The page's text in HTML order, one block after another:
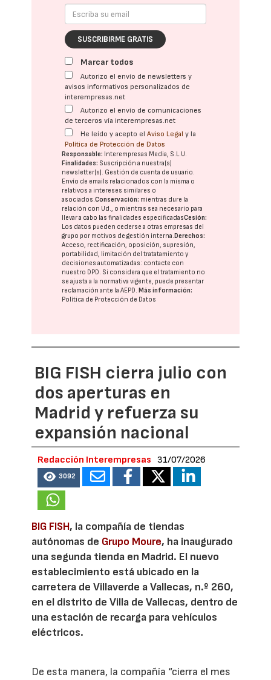
SUSCRIBIRME GRATIS
Marcar todos
Autorizo el envío de newsletters y
avisos informativos personalizados de
interempresas.net
Autorizo el envío de comunicaciones
de terceros vía interempresas.net
He leído y acepto elAviso Legal y la
Política de Protección de Datos
Responsable: Interempresas Media, S.L.U.
Finalidades: Suscripción a nuestra(s)
newsletter(s). Gestión de cuenta de usuario.
Envío de emails relacionados con la misma o
relativos a intereses similares o
asociados.Conservación: mientras dure la
relación con Ud., o mientras sea necesario para
llevar a cabo las finalidades especificadasCesión:
Los datos pueden cederse a otras empresas del
grupo por motivos de gestión interna. Derechos:
Acceso, rectificación, oposición, supresión,
portabilidad, limitación del tratatamiento y
decisiones automatizadas: contacte con
nuestro DPD. Si considera que el tratamiento no
se ajusta a la normativa vigente, puede presentar
reclamación ante laAEPD. Más información:
Política de Protección de Datos
BIG FISH cierra julio con
dos aperturas en
Madrid y refuerza su
expansión nacional
Redacción Interempresas 31/07/2026
3092
BIG FISH, la compañía de tiendas
autónomas de Grupo Moure, ha inaugurado
una segunda tienda en Madrid. El nuevo
establecimiento está ubicado en la
carretera de Villaverde a Vallecas, n.º 260,
en el distrito de Villa de Vallecas, dentro de
una estación de recarga para vehículos
eléctricos.
De esta manera, la compañía “cierra el mes